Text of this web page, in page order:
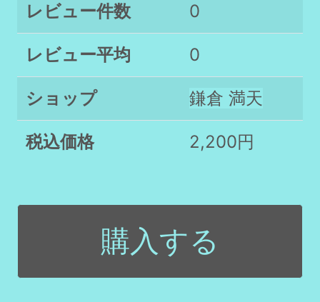
レビュー件数 0
レビュー平均 0
ショップ 鎌倉 満天
税込価格 2,200円
購入する